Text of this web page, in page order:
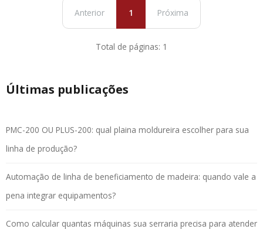
Anterior 1 Próxima
Total de páginas: 1
Últimas publicações
PMC-200 OU PLUS-200: qual plaina moldureira escolher para sua
linha de produção?
Automação de linha de beneficiamento de madeira: quando vale a
pena integrar equipamentos?
Como calcular quantas máquinas sua serraria precisa para atender